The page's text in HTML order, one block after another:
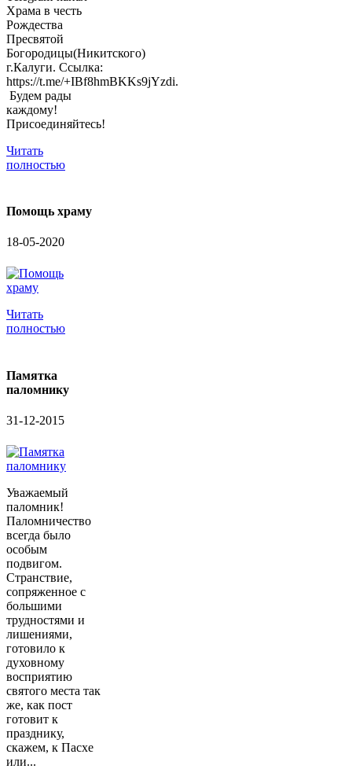
Храма в честь
Рождества
Пресвятой
Богородицы(Никитского)
г.Калуги. Ссылка:
https://t.me/+IBf8hmBKKs9jYzdi.
Будем рады
каждому!
Присоединяйтесь!
Читать
полностью
Помощь храму
18-05-2020
Читать
полностью
Памятка
паломнику
31-12-2015
Уважаемый
паломник!
Паломничество
всегда было
особым
подвигом.
Странствие,
сопряженное с
большими
трудностями и
лишениями,
готовило к
духовному
восприятию
святого места так
же, как пост
готовит к
празднику,
скажем, к Пасхе
или...